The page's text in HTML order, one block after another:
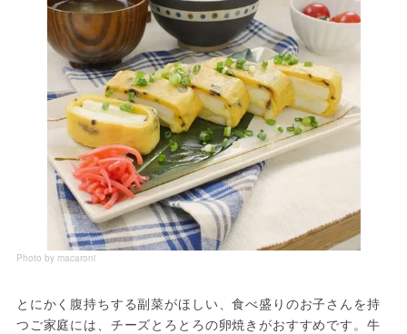
Photo by macaroni
とにかく腹持ちする副菜がほしい、食べ盛りのお子さんを持
つご家庭には、チーズとろとろの卵焼きがおすすめです。牛